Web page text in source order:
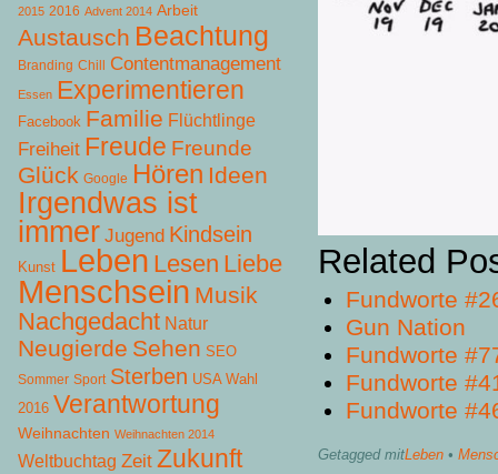
Related
Fundworte
Gun Nation
Fundworte
Fundworte
Fundworte
Getagged mitLeben •
2015 2016 Advent 2014 Arbeit
Austausch Beachtung
Branding Chill Contentmanagement
Essen Experimentieren
Facebook Familie Flüchtlinge
Freiheit Freude Freunde
Glück Google Hören Ideen
Irgendwas ist
immer Jugend Kindsein
Kunst Leben Lesen Liebe
Menschsein Musik
Nachgedacht Natur
Neugierde Sehen SEO
Sommer Sport Sterben USA Wahl
2016 Verantwortung
Weihnachten Weihnachten 2014
Weltbuchtag Zeit Zukunft